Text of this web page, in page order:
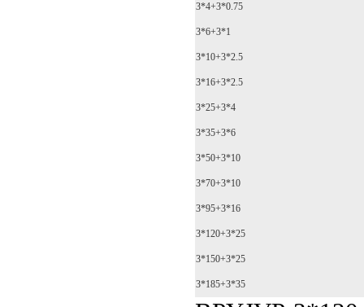
3*4+3*0.75
3*6+3*1
3*10+3*2.5
3*16+3*2.5
3*25+3*4
3*35+3*6
3*50+3*10
3*70+3*10
3*95+3*16
3*120+3*25
3*150+3*25
3*185+3*35